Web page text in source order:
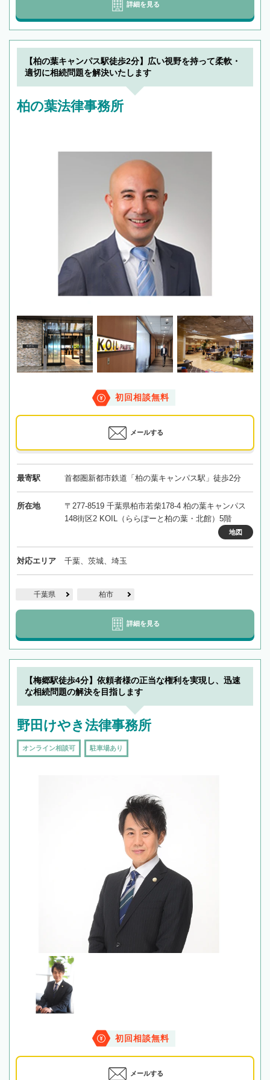
詳細を見る
【柏の葉キャンパス駅徒歩2分】広い視野を持って柔軟・
適切に相続問題を解決いたします
柏の葉法律事務所
初回相談無料
メールする
最寄駅 首都圏新都市鉄道「柏の葉キャンパス駅」徒歩2分
所在地
〒277-8519 千葉県柏市若柴178-4 柏の葉キャンパス
148街区2 KOIL（ららぽーと柏の葉・北館）5階
地図
対応エリア 千葉、茨城、埼玉
千葉県 柏市
詳細を見る
【梅郷駅徒歩4分】依頼者様の正当な権利を実現し、迅速
な相続問題の解決を目指します
野田けやき法律事務所
オンライン相談可 駐車場あり
初回相談無料
メールする